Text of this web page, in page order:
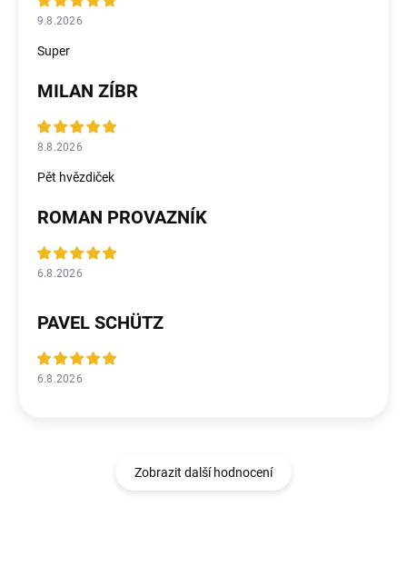
9.8.2026
Super
MILAN ZÍBR
8.8.2026
Pět hvězdiček
ROMAN PROVAZNÍK
6.8.2026
PAVEL SCHÜTZ
6.8.2026
Zobrazit další hodnocení